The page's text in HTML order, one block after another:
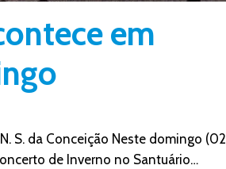
em
S. da Conceição Neste domingo (02
de Inverno no Santuário…